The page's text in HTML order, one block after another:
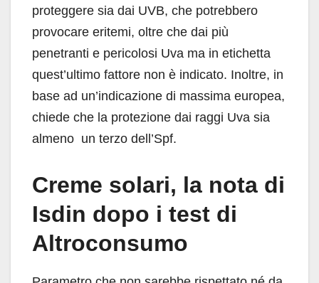
proteggere sia dai UVB, che potrebbero
provocare eritemi, oltre che dai più
penetranti e pericolosi Uva ma in etichetta
quest’ultimo fattore non è indicato. Inoltre, in
base ad un’indicazione di massima europea,
chiede che la protezione dai raggi Uva sia
almeno un terzo dell’Spf.
Creme solari, la nota di
Isdin dopo i test di
Altroconsumo